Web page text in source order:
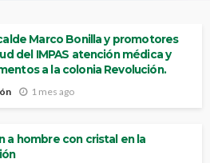
Marco Bonilla y promotores
del IMPAS atención médica y
a la colonia Revolución.
1 mes ago
a hombre con cristal en la